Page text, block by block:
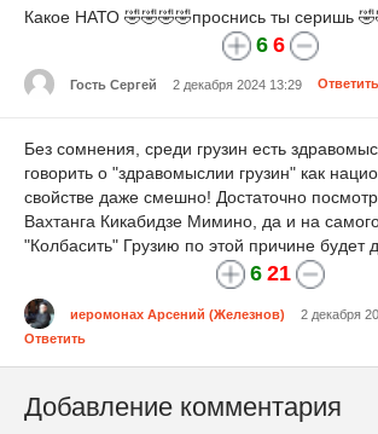
Какое НАТО 🤣🤣🤣🤣проснись ты серишь
6 6
Гость Сергей 2 декабря 2024 13:29 Ответить
Без сомнения, среди грузин есть
говорить о "здравомыслии грузин" как
свойстве даже смешно! Достаточно
Вахтанга Кикабидзе Мимино, да и на
"Колбасить" Грузию по этой причине будет
6 21
иеромонах Арсений (Железнов)
2 декабря
Ответить
Добавление комментария